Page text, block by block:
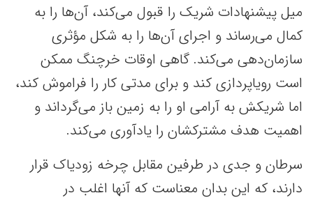
میل پیشنهادات شریک را قبول می‌کند، آن‌ها را به
کمال می‌رساند و اجرای آن‌ها را به شکل مؤثری
سازمان‌دهی می‌کند. گاهی اوقات خرچنگ ممکن
است رویاپردازی کند و برای مدتی کار را فراموش کند،
اما شریکش به آرامی او را به زمین باز می‌گرداند و
اهمیت هدف مشترکشان را یادآوری می‌کند.
سرطان و جدی در طرفین مقابل چرخه زودیاک قرار
دارند، که این بدان معناست که آنها اغلب در